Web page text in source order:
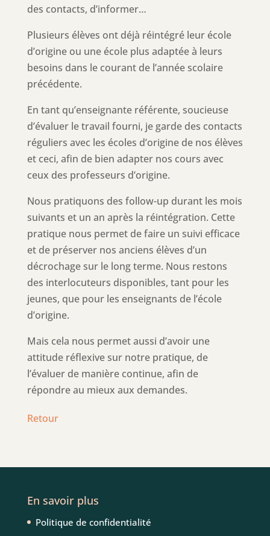
des contacts, d’informer…
Plusieurs élèves ont déjà réintégré leur école
d’origine ou une école plus adaptée à leurs
besoins dans le courant de l’année scolaire
précédente.
En tant qu’enseignante référente, soucieuse
d’évaluer le travail fourni, je garde des contacts
réguliers avec les écoles d’origine de nos élèves
et ceci, afin de bien adapter nos cours avec
ceux des professeurs d’origine.
Nous pratiquons des follow-up durant les mois
suivants et un an après la réintégration. Cette
pratique nous permet de faire un suivi efficace
et de préserver nos anciens élèves d’un
décrochage sur le long terme. Nous restons
des interlocuteurs disponibles, tant pour les
jeunes, que pour les enseignants de l’école
d’origine.
Mais cela nous permet aussi d’avoir une
attitude réflexive sur notre pratique, de
l’évaluer de manière continue, afin de
répondre au mieux aux demandes.
Retour
En savoir plus
Politique de confidentialité